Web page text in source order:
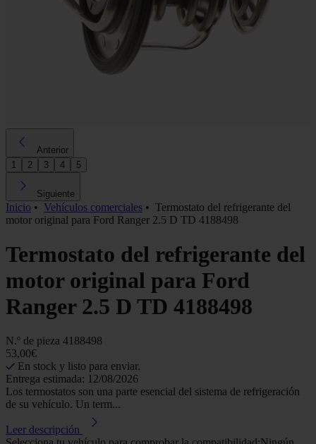
Anterior
1
2 3 4 5
Siguiente
Inicio • Vehículos comerciales • Termostato del refrigerante del
motor original para Ford Ranger 2.5 D TD 4188498
Termostato del refrigerante del
motor original para Ford
Ranger 2.5 D TD 4188498
N.º de pieza 4188498
53,00€
En stock y listo para enviar.
Entrega estimada: 12/08/2026
Los termostatos son una parte esencial del sistema de refrigeración
de su vehículo. Un term...
Leer descripción